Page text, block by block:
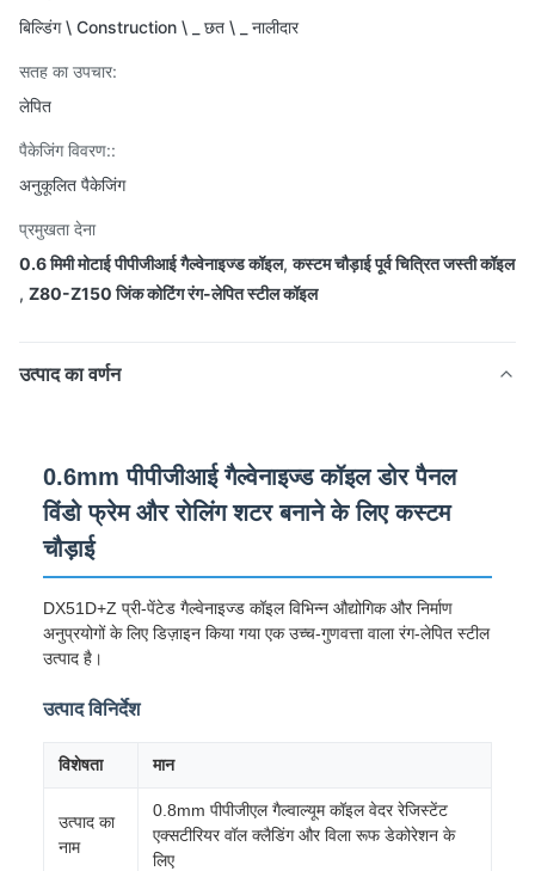
बिल्डिंग \ Construction \ _ छत \ _ नालीदार
सतह का उपचार:
लेपित
पैकेजिंग विवरण::
अनुकूलित पैकेजिंग
प्रमुखता देना
0.6 मिमी मोटाई पीपीजीआई गैल्वेनाइज्ड कॉइल,कस्टम चौड़ाई पूर्व चित्रित जस्ती कॉइल
, Z80-Z150 जिंक कोटिंग रंग-लेपित स्टील कॉइल
उत्पाद का वर्णन
0.6mm पीपीजीआई गैल्वेनाइज्ड कॉइल डोर पैनल
विंडो फ्रेम और रोलिंग शटर बनाने के लिए कस्टम
चौड़ाई
DX51D+Z प्री-पेंटेड गैल्वेनाइज्ड कॉइल विभिन्न औद्योगिक और निर्माण
अनुप्रयोगों के लिए डिज़ाइन किया गया एक उच्च-गुणवत्ता वाला रंग-लेपित स्टील
उत्पाद है।
उत्पाद विनिर्देश
विशेषता मान
उत्पाद का
नाम
0.8mm पीपीजीएल गैल्वाल्यूम कॉइल वेदर रेजिस्टेंट
एक्सटीरियर वॉल क्लैडिंग और विला रूफ डेकोरेशन के
लिए